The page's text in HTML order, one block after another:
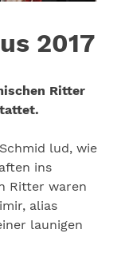
2017
Ritter
lud, wie
ins
Ritter waren
alias
launigen